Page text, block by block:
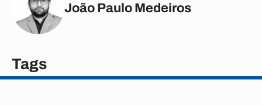
João Paulo Medeiros
Tags